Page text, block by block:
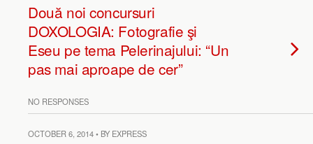
Două noi concursuri
DOXOLOGIA: Fotografie şi
Eseu pe tema Pelerinajului: “Un
pas mai aproape de cer”
NO RESPONSES
OCTOBER 6, 2014 • BY EXPRESS